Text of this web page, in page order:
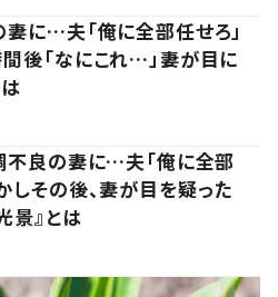
に…夫「俺に全部任せろ」
後「なにこれ…」妻が目に
不良の妻に…夫「俺に全部
しその後、妻が目を疑った
景』とは